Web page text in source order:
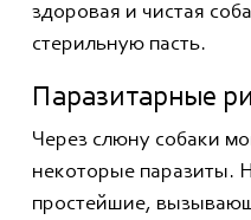
здоровая и чистая
стерильную пасть.
Паразитарные
Через слюну собаки
некоторые паразиты.
простейшие,